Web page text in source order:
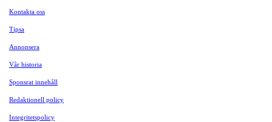
Kontakta oss
Tipsa
Annonsera
Vår historia
Sponsrat innehåll
Redaktionell policy
Integritetspolicy